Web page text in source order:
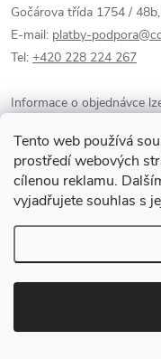
Tento web používá
prostředí webových
cílenou reklamu.
vyjadřujete souhlas s
Gočárova třída 1754 /
E-mail: platby-
Tel: +420 228 224 267
Informace o objednávce
Společnost Store iStage
změnu "Informace o
webovém portálu
V případě, že